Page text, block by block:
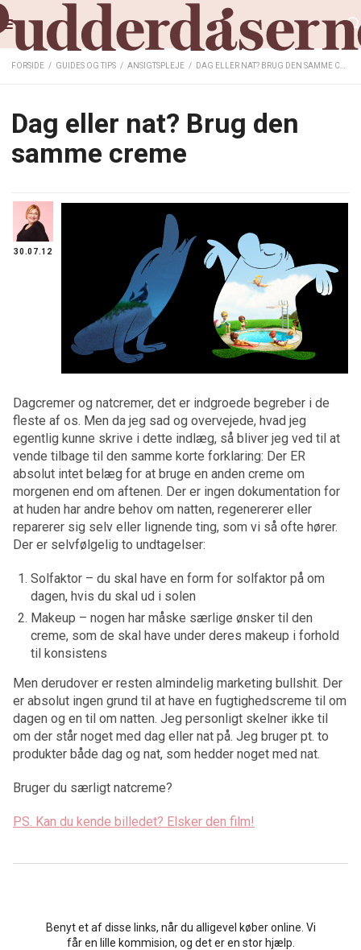
FORSIDE / GUIDES OG TIPS / ANSIGTSPLEJE / DAG ELLER NAT? BRUG DEN SAMME CREME
Dag eller nat? Brug den
samme creme
30.07.12
Dagcremer og natcremer, det er indgroede begreber i de
fleste af os. Men da jeg sad og overvejede, hvad jeg
egentlig kunne skrive i dette indlæg, så bliver jeg ved til at
vende tilbage til den samme korte forklaring: Der ER
absolut intet belæg for at bruge en anden creme om
morgenen end om aftenen. Der er ingen dokumentation for
at huden har andre behov om natten, regenererer eller
reparerer sig selv eller lignende ting, som vi så ofte hører.
Der er selvfølgelig to undtagelser:
Solfaktor – du skal have en form for solfaktor på om
dagen, hvis du skal ud i solen
Makeup – nogen har måske særlige ønsker til den
creme, som de skal have under deres makeup i forhold
til konsistens
Men derudover er resten almindelig marketing bullshit. Der
er absolut ingen grund til at have en fugtighedscreme til om
dagen og en til om natten. Jeg personligt skelner ikke til
om der står noget med dag eller nat på. Jeg bruger pt. to
produkter både dag og nat, som hedder noget med nat.
Bruger du særligt natcreme?
PS. Kan du kende billedet? Elsker den film!
Benyt et af disse links, når du alligevel køber online. Vi
får en lille kommision, og det er en stor hjælp.